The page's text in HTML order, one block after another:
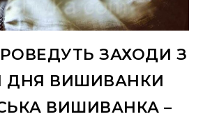
ЗАХОДИ З
ДНЯ ВИШИВАНКИ
ВИШИВАНКА –